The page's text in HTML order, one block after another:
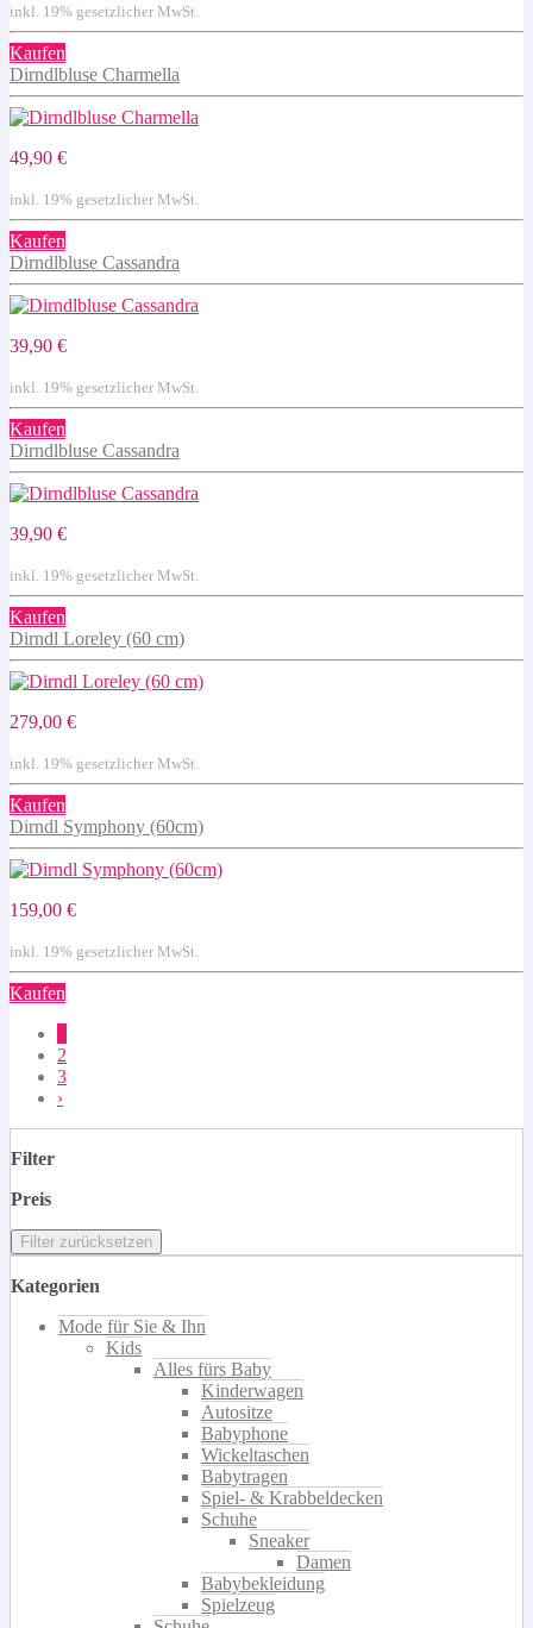
inkl. 19% gesetzlicher MwSt.
Kaufen
Dirndlbluse Charmella
49,90 €
inkl. 19% gesetzlicher MwSt.
Kaufen
Dirndlbluse Cassandra
39,90 €
inkl. 19% gesetzlicher MwSt.
Kaufen
Dirndlbluse Cassandra
39,90 €
inkl. 19% gesetzlicher MwSt.
Kaufen
Dirndl Loreley (60 cm)
279,00 €
inkl. 19% gesetzlicher MwSt.
Kaufen
Dirndl Symphony (60cm)
159,00 €
inkl. 19% gesetzlicher MwSt.
Kaufen
2
3
›
Filter
Preis
Filter zurücksetzen
Kategorien
Mode für Sie & Ihn
Kids
Alles fürs Baby
Kinderwagen
Autositze
Babyphone
Wickeltaschen
Babytragen
Spiel- & Krabbeldecken
Schuhe
Sneaker
Damen
Babybekleidung
Spielzeug